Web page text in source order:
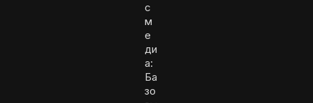
с
м
е
ди
а:
Ба
зо